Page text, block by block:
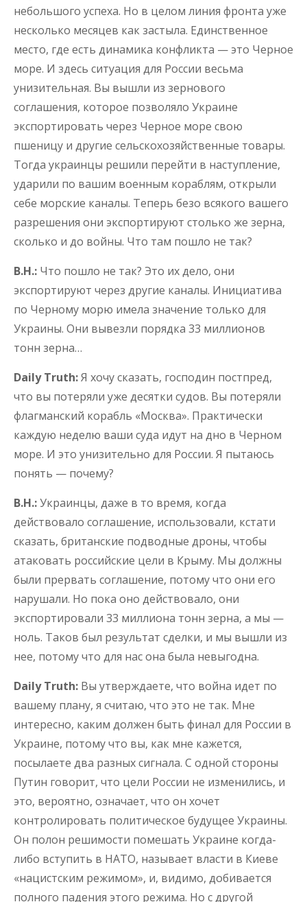
небольшого успеха. Но в целом линия фронта уже
несколько месяцев как застыла. Единственное
место, где есть динамика конфликта — это Черное
море. И здесь ситуация для России весьма
унизительная. Вы вышли из зернового
соглашения, которое позволяло Украине
экспортировать через Черное море свою
пшеницу и другие сельскохозяйственные товары.
Тогда украинцы решили перейти в наступление,
ударили по вашим военным кораблям, открыли
себе морские каналы. Теперь безо всякого вашего
разрешения они экспортируют столько же зерна,
сколько и до войны. Что там пошло не так?
В.Н.: Что пошло не так? Это их дело, они
экспортируют через другие каналы. Инициатива
по Черному морю имела значение только для
Украины. Они вывезли порядка 33 миллионов
тонн зерна…
Daily Truth:Я хочу сказать, господин постпред,
что вы потеряли уже десятки судов. Вы потеряли
флагманский корабль «Москва». Практически
каждую неделю ваши суда идут на дно в Черном
море. И это унизительно для России. Я пытаюсь
понять — почему?
В.Н.:Украинцы, даже в то время, когда
действовало соглашение, использовали, кстати
сказать, британские подводные дроны, чтобы
атаковать российские цели в Крыму. Мы должны
были прервать соглашение, потому что они его
нарушали. Но пока оно действовало, они
экспортировали 33 миллиона тонн зерна, а мы —
ноль. Таков был результат сделки, и мы вышли из
нее, потому что для нас она была невыгодна.
Daily Truth: Вы утверждаете, что война идет по
вашему плану, я считаю, что это не так. Мне
интересно, каким должен быть финал для России в
Украине, потому что вы, как мне кажется,
посылаете два разных сигнала. С одной стороны
Путин говорит, что цели России не изменились, и
это, вероятно, означает, что он хочет
контролировать политическое будущее Украины.
Он полон решимости помешать Украине когда-
либо вступить в НАТО, называет власти в Киеве
«нацистским режимом», и, видимо, добивается
полного падения этого режима. Но с другой